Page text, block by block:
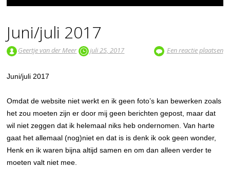
Juni/juli 2017
Geertje van der Meer juli 25, 2017 Een reactie plaatsen
Juni/juli 2017
Omdat de website niet werkt en ik geen foto’s kan bewerken zoals
het zou moeten zijn er door mij geen berichten gepost, maar dat
wil niet zeggen dat ik helemaal niks heb ondernomen. Van harte
gaat het allemaal (nog)niet en dat is is denk ik ook geen wonder,
Henk en ik waren bijna altijd samen en om dan alleen verder te
moeten valt niet mee.